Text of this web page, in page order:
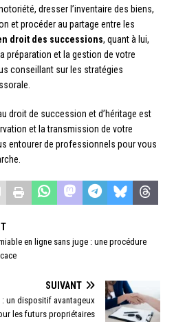
dresser l’inventaire des biens,
et procéder au partage entre les
droit des successions, quant à lui,
préparation et la gestion de votre
conseillant sur les stratégies
droit de succession et d’héritage est
et la transmission de votre
entourer de professionnels pour vous
en ligne sans juge : une procédure
SUIVANT
un dispositif avantageux
les futurs propriétaires